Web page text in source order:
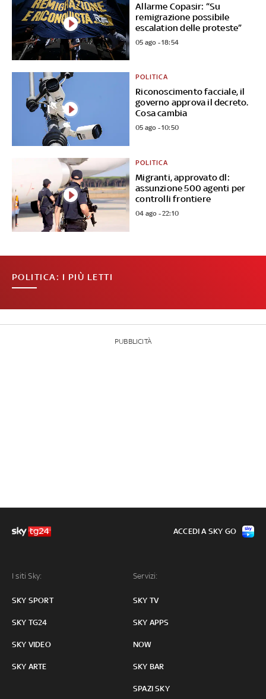
Allarme Copasir: “Su
remigrazione possibile
escalation delle proteste”
05 ago - 18:54
Riconoscimento facciale, il
governo approva il decreto.
Cosa cambia
POLITICA
05 ago - 10:50
Migranti, approvato dl:
assunzione 500 agenti per
controlli frontiere
POLITICA
04 ago - 22:10
POLITICA: I PIÙ LETTI
PUBBLICITÀ
I siti Sky:
SKY SPORT
SKY TG24
SKY VIDEO
SKY ARTE
Servizi:
SKY TV
SKY APPS
NOW
SKY BAR
SPAZI SKY
ACCEDI A SKY GO